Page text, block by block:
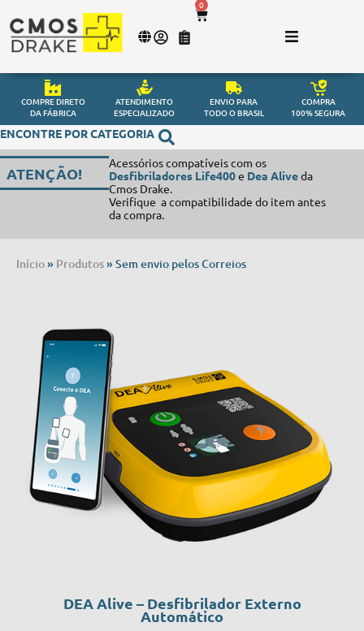
0
COMPRE DIRETO
DA FÁBRICA
ATENDIMENTO
ESPECIALIZADO
ENVIO PARA
TODO O BRASIL
COMPRA
100% SEGURA
ENCONTRE POR CATEGORIA
ATENÇÃO!
Acessórios compatíveis com os
Desfibriladores Life400e Dea Aliveda
Cmos Drake.
Verifique a compatibilidade do item antes
da compra.
Início» Produtos» Sem envio pelos Correios
DEA Alive – Desfibrilador Externo
Automático